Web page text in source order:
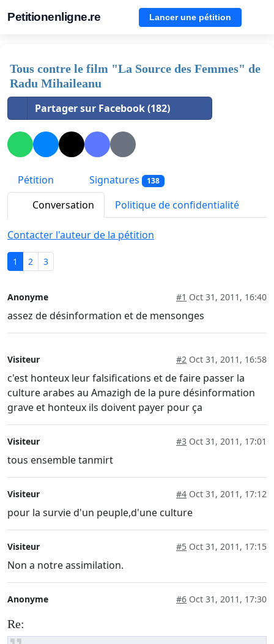
Petitionenligne.re Lancer une pétition
Tous contre le film "La Source des Femmes" de
Radu Mihaileanu
Partager sur Facebook (182)
Pétition Signatures 138
Conversation Politique de confidentialité
Contacter l'auteur de la pétition
1 2 3
Anonyme #1 Oct 31, 2011, 16:40
assez de désinformation et de mensonges
Visiteur #2 Oct 31, 2011, 16:58
c'est honteux leur falsifications et de faire passer la
culture arabes au Amazigh de la pure désinformation
grave et honteux ils doivent payer pour ça
Visiteur #3 Oct 31, 2011, 17:01
tous ensemble tanmirt
Visiteur #4 Oct 31, 2011, 17:12
pour la survie d'un peuple,d'une culture
Visiteur #5 Oct 31, 2011, 17:15
Non a notre assimilation.
Anonyme #6 Oct 31, 2011, 17:30
Re: